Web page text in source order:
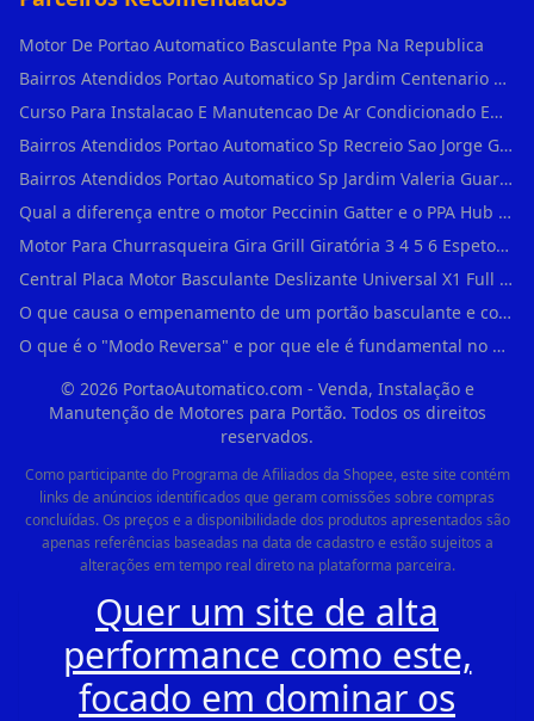
Motor De Portao Automatico Basculante Ppa Na Republica
Bairros Atendidos Portao Automatico Sp Jardim Centenario Guarulhos Sp Motor Para Portao Automatico Eletronico
Curso Para Instalacao E Manutencao De Ar Condicionado Em Sao Paulo
Bairros Atendidos Portao Automatico Sp Recreio Sao Jorge Guarulhos Sp Motor Para Portao Automatico Eletronico
Bairros Atendidos Portao Automatico Sp Jardim Valeria Guarulhos Sp Motor Para Portao Automatico Eletronico
Qual a diferença entre o motor Peccinin Gatter e o PPA Hub em Vila Romana?
Motor Para Churrasqueira Gira Grill Giratória 3 4 5 6 Espetos Gme Maxtorque Bivo em Cidade Dutra
Central Placa Motor Basculante Deslizante Universal X1 Full Range 433mhz em Vila Prudente
O que causa o empenamento de um portão basculante e como evitar em Campo Belo?
O que é o "Modo Reversa" e por que ele é fundamental no dia a dia em Itapevi?
© 2026PortaoAutomatico.com - Venda, Instalação e
Manutenção de Motores para Portão. Todos os direitos
reservados.
Como participante do Programa de Afiliados da Shopee, este site contém
links de anúncios identificados que geram comissões sobre compras
concluídas. Os preços e a disponibilidade dos produtos apresentados são
apenas referências baseadas na data de cadastro e estão sujeitos a
alterações em tempo real direto na plataforma parceira.
Quer um site de alta
performance como este,
focado em dominar os